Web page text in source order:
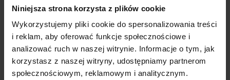
Niniejsza strona korzysta z plików cookie
Wykorzystujemy pliki cookie do spersonalizowania treści
i reklam, aby oferować funkcje społecznościowe i
analizować ruch w naszej witrynie. Informacje o tym, jak
korzystasz z naszej witryny, udostępniamy partnerom
społecznościowym, reklamowym i analitycznym.